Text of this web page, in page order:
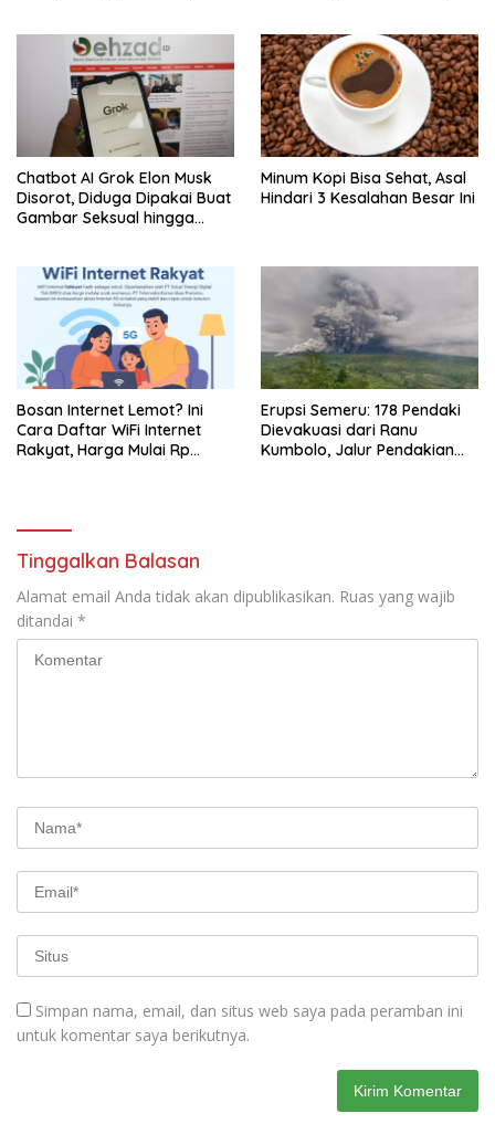
Chatbot AI Grok Elon Musk
Disorot, Diduga Dipakai Buat
Gambar Seksual hingga
Minum Kopi Bisa Sehat, Asal
Hindari 3 Kesalahan Besar Ini
Bosan Internet Lemot? Ini
Cara Daftar WiFi Internet
Rakyat, Harga Mulai Rp
Erupsi Semeru: 178 Pendaki
Dievakuasi dari Ranu
Kumbolo, Jalur Pendakian
Tinggalkan Balasan
Alamat email Anda tidak akan dipublikasikan. Ruas yang wajib
ditandai *
Simpan nama, email, dan situs web saya pada peramban ini
untuk komentar saya berikutnya.